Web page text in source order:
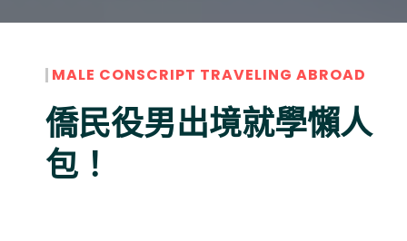
MALE CONSCRIPT TRAVELING ABROAD
僑民役男出境就學懶人
包！